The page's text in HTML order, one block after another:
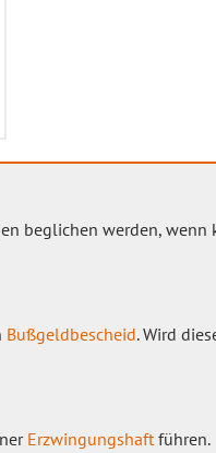
beglichen werden, wenn
Bußgeldbescheid. Wird
Erzwingungshaftführen.